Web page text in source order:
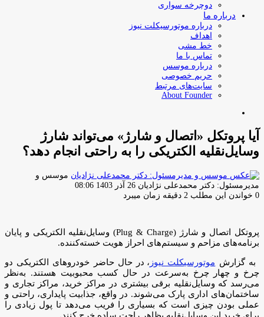
دوچرخه سواری
درباره ما
درباره موتورسیکلت نیوز
اهداف
خط مشی
تماس با ما
درباره موسس
حریم خصوصی
سایت‌های مرتبط
About Founder
آیا پروتکل «اتصال و شارژ» می‌تواند شارژ
وسایل‌نقلیه الکتریکی را به راحتی انجام دهد؟
موسس و
مدیرمسئول: دکتر محمدعلی نژادیان ارسال
ایمیل
26 آذر 1403 08:06
0 خواندن این مطلب 2 دقیقه زمان میبرد
پروتکل اتصال و شارژ (Plug & Charge) وسایل‌نقلیه الکتریکی و پایان
برنامه‌های مزاحم و سیستم‌های احراز هویت خسته‌کننده.
به گزارش موتورسیکلت نیوز ، در حال حاضر خودروهای الکتریکی دو
چرخ و چهار چرخ به‌سرعت در حال کسب محبوبیت هستند. به‌نظر
می‌رسد که وسایل‌نقلیه برقی بیشتری در مراکز خرید، مراکز تجاری و
ساختمان‌های اداری پارک می‌شوند. در واقع، جذابیت پایداری، راحتی و
عملی بودن چیزی است که بسیاری را فریب می‌دهد تا پول زیادی را
برای خرید این وسایل‌نقلیه بظاهر راحت ساده خرج کنند.